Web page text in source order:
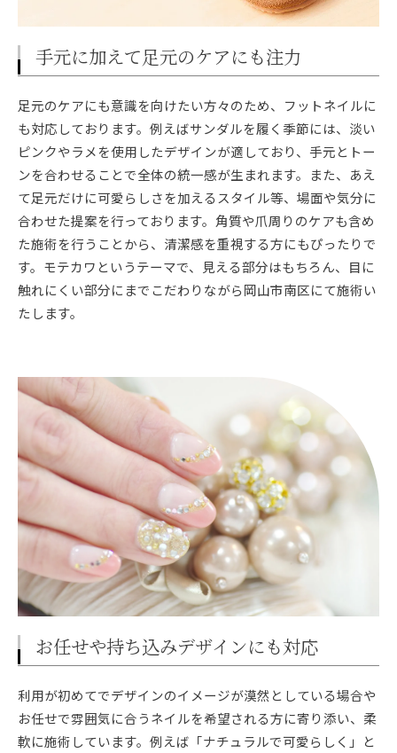
手元に加えて足元のケアにも注力
足元のケアにも意識を向けたい方々のため、フットネイルに
も対応しております。例えばサンダルを履く季節には、淡い
ピンクやラメを使用したデザインが適しており、手元とトー
ンを合わせることで全体の統一感が生まれます。また、あえ
て足元だけに可愛らしさを加えるスタイル等、場面や気分に
合わせた提案を行っております。角質や爪周りのケアも含め
た施術を行うことから、清潔感を重視する方にもぴったりで
す。モテカワというテーマで、見える部分はもちろん、目に
触れにくい部分にまでこだわりながら岡山市南区にて施術い
たします。
お任せや持ち込みデザインにも対応
利用が初めてでデザインのイメージが漠然としている場合や
お任せで雰囲気に合うネイルを希望される方に寄り添い、柔
軟に施術しています。例えば「ナチュラルで可愛らしく」と